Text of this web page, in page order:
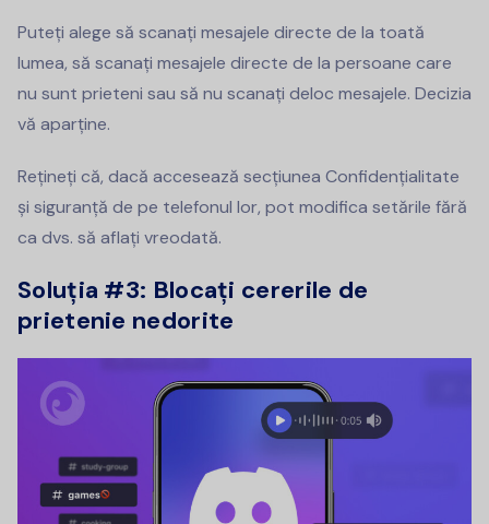
Puteți alege să scanați mesajele directe de la toată
lumea, să scanați mesajele directe de la persoane care
nu sunt prieteni sau să nu scanați deloc mesajele. Decizia
vă aparține.
Rețineți că, dacă accesează secțiunea Confidențialitate
și siguranță de pe telefonul lor, pot modifica setările fără
ca dvs. să aflați vreodată.
Soluția #3: Blocați cererile de
prietenie nedorite